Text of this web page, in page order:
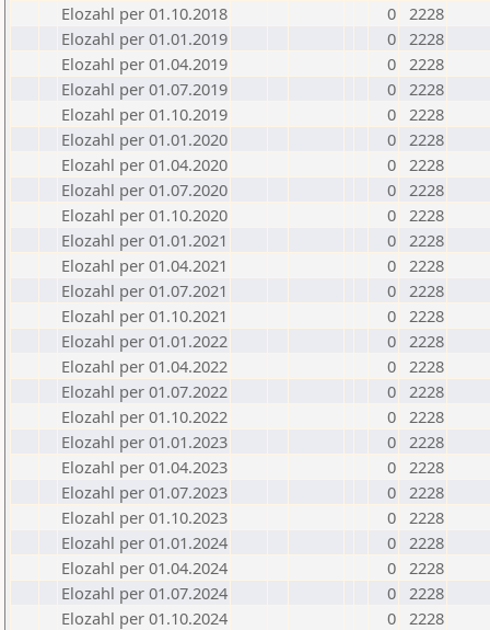
Elozahl per 01.10.2018
0 2228
Elozahl per 01.01.2019
0 2228
Elozahl per 01.04.2019
0 2228
Elozahl per 01.07.2019
0 2228
Elozahl per 01.10.2019
0 2228
Elozahl per 01.01.2020
0 2228
Elozahl per 01.04.2020
0 2228
Elozahl per 01.07.2020
0 2228
Elozahl per 01.10.2020
0 2228
Elozahl per 01.01.2021
0 2228
Elozahl per 01.04.2021
0 2228
Elozahl per 01.07.2021
0 2228
Elozahl per 01.10.2021
0 2228
Elozahl per 01.01.2022
0 2228
Elozahl per 01.04.2022
0 2228
Elozahl per 01.07.2022
0 2228
Elozahl per 01.10.2022
0 2228
Elozahl per 01.01.2023
0 2228
Elozahl per 01.04.2023
0 2228
Elozahl per 01.07.2023
0 2228
Elozahl per 01.10.2023
0 2228
Elozahl per 01.01.2024
0 2228
Elozahl per 01.04.2024
0 2228
Elozahl per 01.07.2024
0 2228
Elozahl per 01.10.2024
0 2228